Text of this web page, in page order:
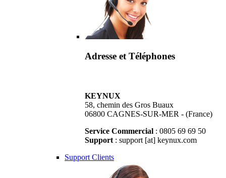
Adresse et Téléphones
KEYNUX
58, chemin des Gros Buaux
06800 CAGNES-SUR-MER - (France)
Service Commercial : 0805 69 69 50
Support : support [at] keynux.com
Support Clients